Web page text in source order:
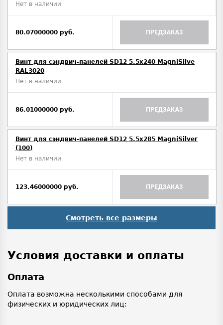
Нет в наличии
80.07000000 руб. ПРЕДЗАКАЗ
Винт для сэндвич-панелей SD12 5.5x240 MagniSilve
RAL3020
Нет в наличии
86.01000000 руб. ПРЕДЗАКАЗ
Винт для сэндвич-панелей SD12 5.5x285 MagniSilver
(100)
Нет в наличии
123.46000000 руб. ПРЕДЗАКАЗ
Смотреть все размеры
Условия доставки и оплаты
Оплата
Оплата возможна несколькими способами для
физических и юридических лиц: